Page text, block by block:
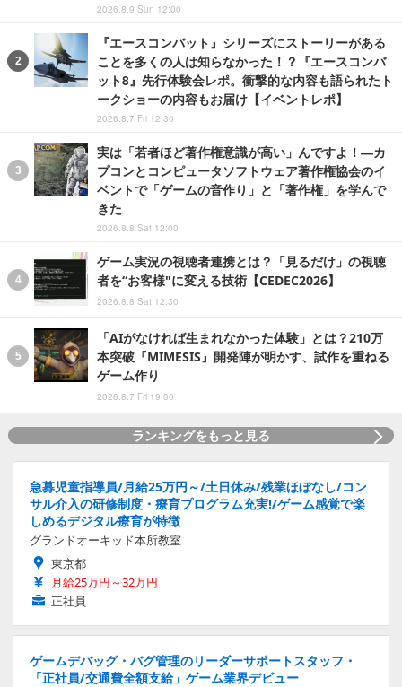
2026.8.9 Sun 12:00
『エースコンバット』シリーズにストーリーがある
ことを多くの人は知らなかった！？『エースコンバ
ット8』先行体験会レポ。衝撃的な内容も語られたト
ークショーの内容もお届け【イベントレポ】
2026.8.7 Fri 12:30
実は「若者ほど著作権意識が高い」んですよ！―カ
プコンとコンピュータソフトウェア著作権協会のイ
ベントで「ゲームの音作り」と「著作権」を学んで
きた
2026.8.8 Sat 12:00
ゲーム実況の視聴者連携とは？「見るだけ」の視聴
者を“お客様"に変える技術【CEDEC2026】
2026.8.8 Sat 12:30
「AIがなければ生まれなかった体験」とは？210万
本突破『MIMESIS』開発陣が明かす、試作を重ねる
ゲーム作り
2026.8.7 Fri 19:00
ランキングをもっと見る
急募児童指導員/月給25万円～/土日休み/残業ほぼなし/コン
サル介入の研修制度・療育プログラム充実!/ゲーム感覚で楽
しめるデジタル療育が特徴
グランドオーキッド本所教室
東京都
月給25万円～32万円
正社員
ゲームデバッグ・バグ管理のリーダーサポートスタッフ・
「正社員/交通費全額支給」ゲーム業界デビュー